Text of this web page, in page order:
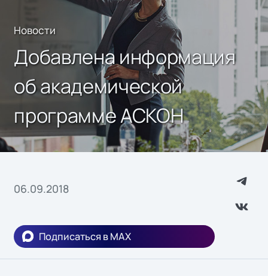
Новости
Добавлена информация
об академической
программе АСКОН
06.09.2018
Подписаться в MAX